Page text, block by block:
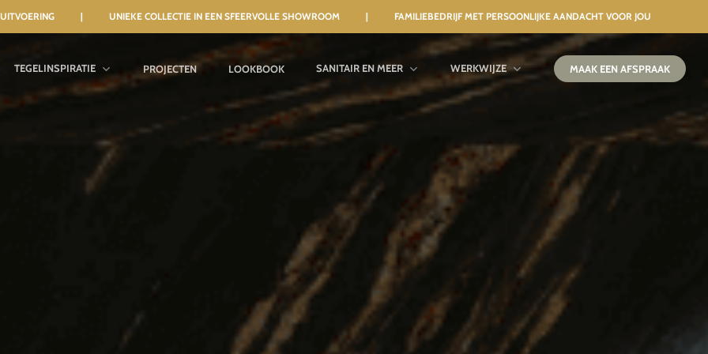
UITVOERING | UNIEKE COLLECTIE IN EEN SFEERVOLLE SHOWROOM | FAMILIEBEDRIJF MET PERSOONLIJKE AANDACHT VOOR JOU
TEGELINSPIRATIE PROJECTEN LOOKBOOK SANITAIR EN MEER WERKWIJZE MAAK EEN AFSPRAAK